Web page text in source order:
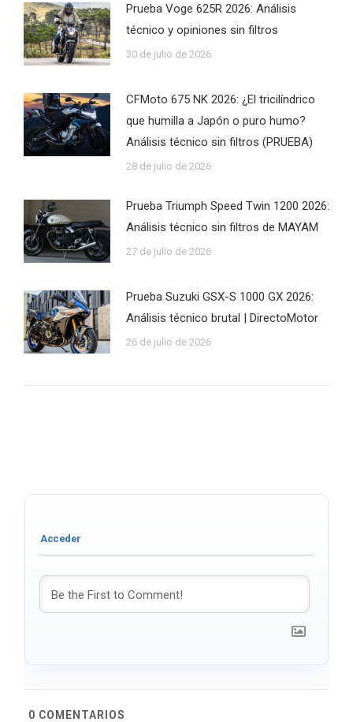
Prueba Voge 625R 2026: Análisis
técnico y opiniones sin filtros
30 de julio de 2026
CFMoto 675 NK 2026: ¿El tricilíndrico
que humilla a Japón o puro humo?
Análisis técnico sin filtros (PRUEBA)
28 de julio de 2026
Prueba Triumph Speed Twin 1200 2026:
Análisis técnico sin filtros de MAYAM
27 de julio de 2026
Prueba Suzuki GSX-S 1000 GX 2026:
Análisis técnico brutal | DirectoMotor
26 de julio de 2026
0 COMENTARIOS